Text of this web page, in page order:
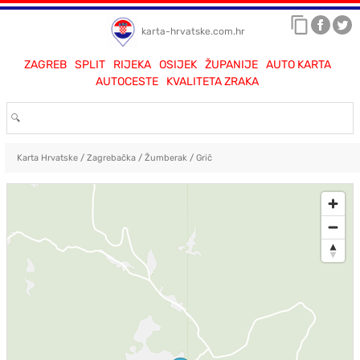
karta-hrvatske.com.hr
ZAGREB SPLIT RIJEKA OSIJEK ŽUPANIJE
AUTO KARTA
AUTOCESTE
KVALITETA ZRAKA
Karta Hrvatske/ Zagrebačka/ Žumberak / Grič